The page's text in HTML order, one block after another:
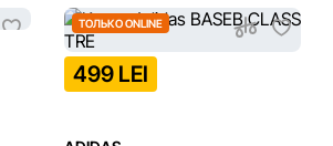
ТОЛЬКО ONLINE
499 LEI